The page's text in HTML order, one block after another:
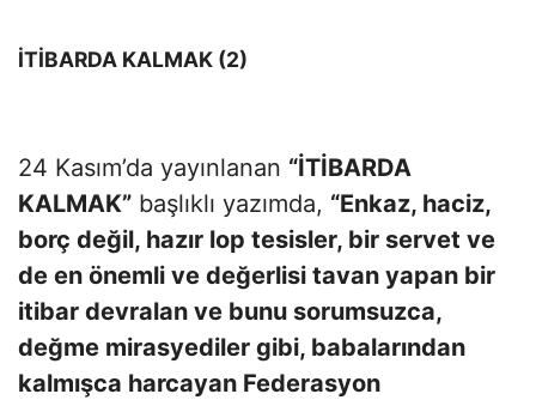
İTİBARDA KALMAK (2)
24 Kasım’da yayınlanan “İTİBARDA
KALMAK” başlıklı yazımda, “Enkaz, haciz,
borç değil, hazır lop tesisler, bir servet ve
de en önemli ve değerlisi tavan yapan bir
itibar devralan ve bunu sorumsuzca,
değme mirasyediler gibi, babalarından
kalmışca harcayan Federasyon